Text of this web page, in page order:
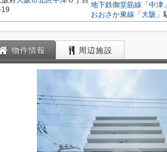
地下鉄御堂筋線 「 中津
おおさか東線 「 大阪 」
物件情報 周辺施設